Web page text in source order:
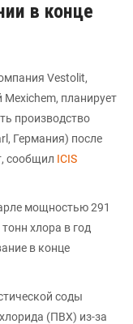
в конце
Vestolit,
планирует
производство
Германия) после
сообщил ICIS
мощностью 291
хлора в год
в конце
соды
(ПВХ) из-за